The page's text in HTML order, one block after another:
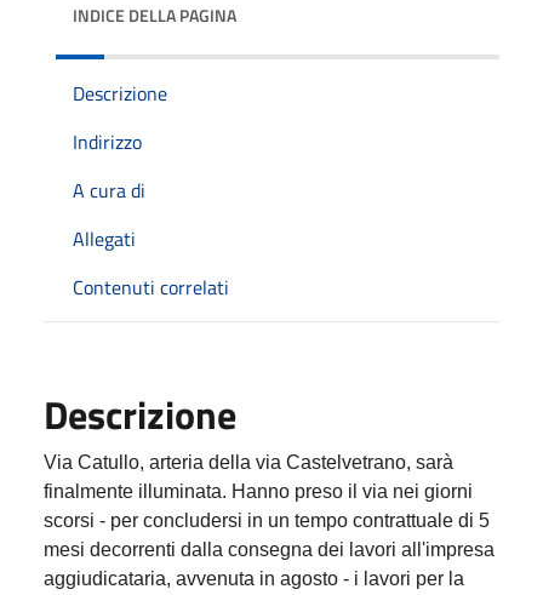
INDICE DELLA PAGINA
Descrizione
Indirizzo
A cura di
Allegati
Contenuti correlati
Descrizione
Via Catullo, arteria della via Castelvetrano, sarà
finalmente illuminata. Hanno preso il via nei giorni
scorsi - per concludersi in un tempo contrattuale di 5
mesi decorrenti dalla consegna dei lavori all'impresa
aggiudicataria, avvenuta in agosto - i lavori per la